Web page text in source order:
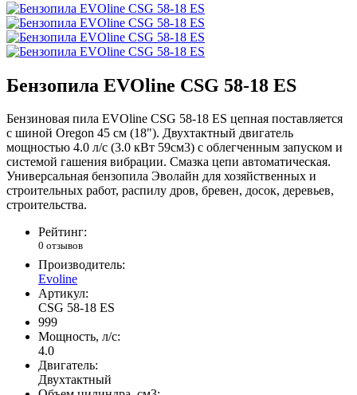
Бензопила EVOline CSG 58-18 ES
Бензиновая пила EVOline CSG 58-18 ES цепная поставляется
с шиной Oregon 45 см (18"). Двухтактный двигатель
мощностью 4.0 л/с (3.0 кВт 59см3) с облегченным запуском и
системой гашения вибрации. Смазка цепи автоматическая.
Универсальная бензопила Эволайн для хозяйственных и
строительных работ, распилу дров, бревен, досок, деревьев,
строительства.
Рейтинг:
0 отзывов
Производитель:
Evoline
Артикул:
CSG 58-18 ES
999
Мощность, л/с:
4.0
Двигатель:
Двухтактный